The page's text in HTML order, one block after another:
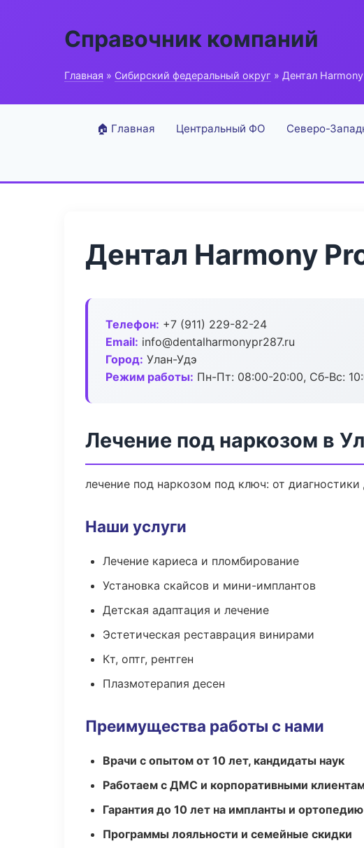
Справочник компаний
Главная » Сибирский федеральный округ » Дентал
🏠 Главная Центральный ФО Северо-
Дентал Harmony
Телефон: +7 (911) 229-82-24
Email: info@dentalharmonypr287.ru
Город: Улан-Удэ
Режим работы: Пн-Пт: 08:00-20:00, Сб-Вс:
Лечение под наркозом в
лечение под наркозом под ключ: от
Наши услуги
Лечение кариеса и пломбирование
Установка скайсов и мини-имплантов
Детская адаптация и лечение
Эстетическая реставрация винирами
Кт, оптг, рентген
Плазмотерапия десен
Преимущества работы с нами
Врачи с опытом от 10 лет, кандидаты наук
Работаем с ДМС и корпоративными
Гарантия до 10 лет на импланты и ортопедию
Программы лояльности и семейные скидки